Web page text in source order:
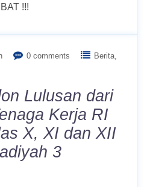
!!!
0 comments
Berita
Lulusan dari
Kerja RI
X, XI dan XII
3